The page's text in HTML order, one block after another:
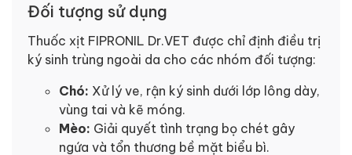
Đối tượng sử dụng
Thuốc xịt FIPRONIL Dr.VET được chỉ định điều trị
ký sinh trùng ngoài da cho các nhóm đối tượng:
Chó: Xử lý ve, rận ký sinh dưới lớp lông dày,
vùng tai và kẽ móng.
Mèo: Giải quyết tình trạng bọ chét gây
ngứa và tổn thương bề mặt biểu bì.